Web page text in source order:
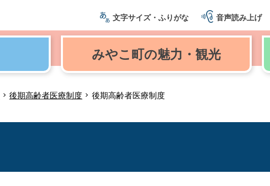
文字サイズ・ふりがな 音声読み上げ
みやこ町の魅力・観光
後期高齢者医療制度
後期高齢者医療制度